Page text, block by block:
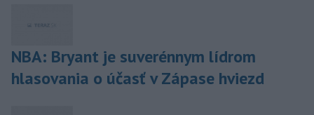
NBA: Bryant je suverénnym lídrom
hlasovania o účasť v Zápase hviezd